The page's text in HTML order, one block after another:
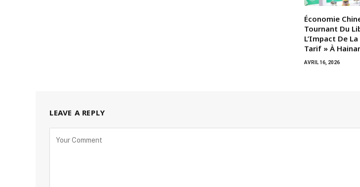
Économie
Tournant Du
L’Impact De
Tarif » À
AVRIL 16, 2026
LEAVE A REPLY